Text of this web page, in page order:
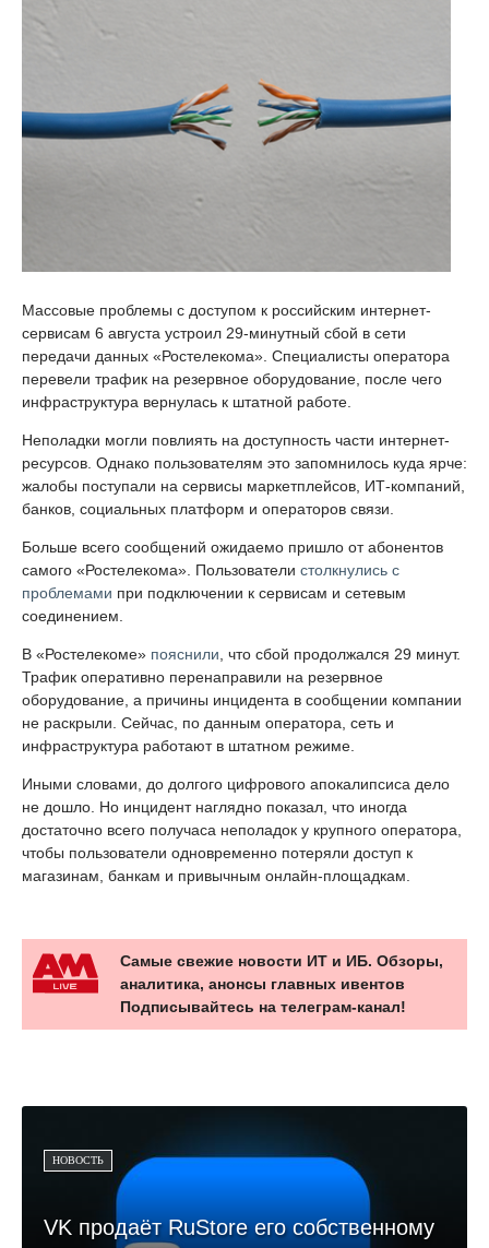
Массовые проблемы с доступом к российским интернет-
сервисам 6 августа устроил 29-минутный сбой в сети
передачи данных «Ростелекома». Специалисты оператора
перевели трафик на резервное оборудование, после чего
инфраструктура вернулась к штатной работе.
Неполадки могли повлиять на доступность части интернет-
ресурсов. Однако пользователям это запомнилось куда ярче:
жалобы поступали на сервисы маркетплейсов, ИТ-компаний,
банков, социальных платформ и операторов связи.
Больше всего сообщений ожидаемо пришло от абонентов
самого «Ростелекома». Пользователи столкнулись с
проблемами при подключении к сервисам и сетевым
соединением.
В «Ростелекоме» пояснили, что сбой продолжался 29 минут.
Трафик оперативно перенаправили на резервное
оборудование, а причины инцидента в сообщении компании
не раскрыли. Сейчас, по данным оператора, сеть и
инфраструктура работают в штатном режиме.
Иными словами, до долгого цифрового апокалипсиса дело
не дошло. Но инцидент наглядно показал, что иногда
достаточно всего получаса неполадок у крупного оператора,
чтобы пользователи одновременно потеряли доступ к
магазинам, банкам и привычным онлайн-площадкам.
Самые свежие новости ИТ и ИБ. Обзоры,
аналитика, анонсы главных ивентов
Подписывайтесь на телеграм-канал!
НОВОСТЬ
VK продаёт RuStore его собственному